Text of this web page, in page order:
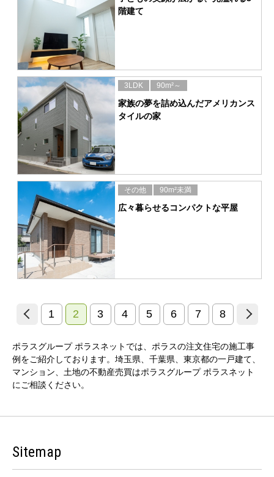
階建て
3LDK 90m²～
家族の夢を詰め込んだアメリカンス
タイルの家
その他 90m²未満
広々暮らせるコンパクトな平屋
1 2 3 4 5 6 7 8
ポラスグループ ポラスネットでは、ポラスの注文住宅の施工事
例をご紹介しております。埼玉県、千葉県、東京都の一戸建て、
マンション、土地の不動産売買はポラスグループ ポラスネット
にご相談ください。
Sitemap